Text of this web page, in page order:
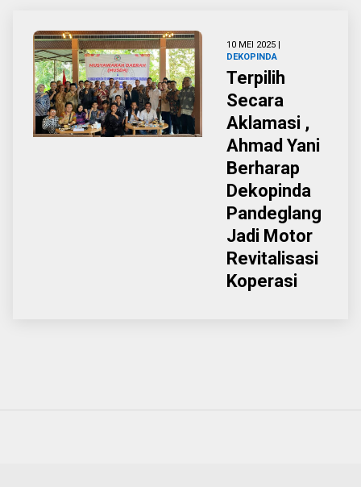
10 MEI 2025 |
DEKOPINDA
Terpilih
Secara
Aklamasi ,
Ahmad Yani
Berharap
Dekopinda
Pandeglang
Jadi Motor
Revitalisasi
Koperasi